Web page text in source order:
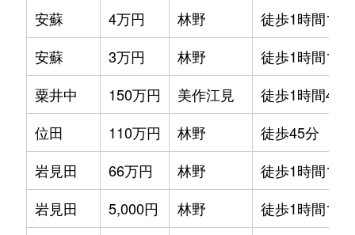
安蘇
4万円 林野
徒歩1時間15分
安蘇
3万円 林野
徒歩1時間15分
粟井中
150万円 美作江見
徒歩1時間45分
位田
110万円 林野
徒歩45分
岩見田
66万円 林野
徒歩1時間15分
岩見田
5,000円 林野
徒歩1時間15分